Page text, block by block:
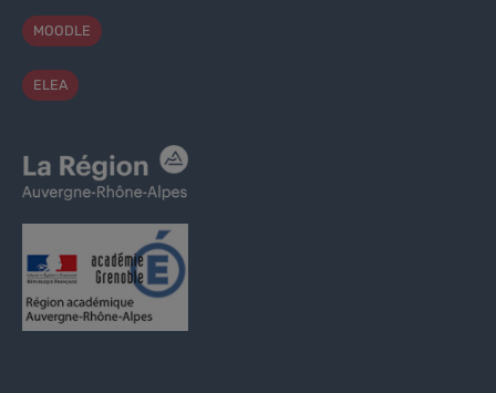
MOODLE
ELEA